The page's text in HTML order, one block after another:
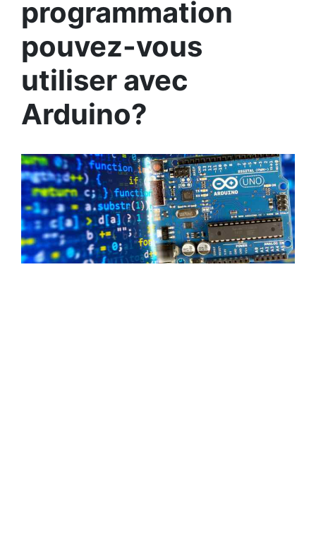
programmation
pouvez-vous
utiliser avec
Arduino?